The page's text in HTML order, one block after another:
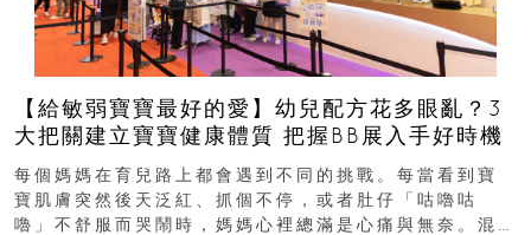
【給敏弱寶寶最好的愛】幼兒配方花多眼亂？3
大把關建立寶寶健康體質 把握BB展入手好時機
每個媽媽在育兒路上都會遇到不同的挑戰。每當看到寶
寶肌膚突然後天泛紅、抓個不停，或者肚仔「咕嚕咕
嚕」不舒服而哭鬧時，媽媽心裡總滿是心痛與無奈。混